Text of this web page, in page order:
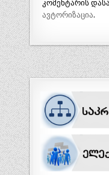
კომენტარის
ავტორიზაცია.